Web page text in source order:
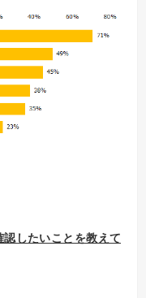
したいことを教えて